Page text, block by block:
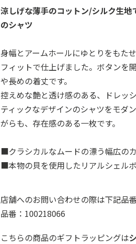
涼しげな薄手のコットン/シルク生地
のシャツ
身幅とアームホールにゆとりをもた
フィットで仕上げました。ボタンを
や長めの着丈です。
控えめな艶と透け感のある、ドレッ
ティックなデザインのシャツをモダ
がらも、存在感のある一枚です。
■クラシカルなムードの漂う幅広の
■本物の貝を使用したリアルシェル
店舗へのお問い合わせの際は下記品
品番：100218066
こちらの商品のギフトラッピングは